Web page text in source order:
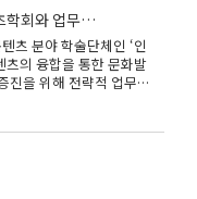
학회와 업무협
츠 분야 학술단체인 ‘인
츠의 융합을 통한 문화발
진을 위해 전략적 업무협
구성해 온 인문콘텐츠학
류 보편적 가치를 추구